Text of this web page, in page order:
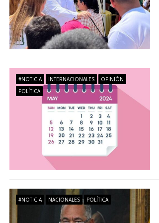
i
ó
d
t
r
#NOTICIA INTERNACIONALES
OPINIÓN
POLÍTICA
#NOTICIA NACIONALES POLÍTICA